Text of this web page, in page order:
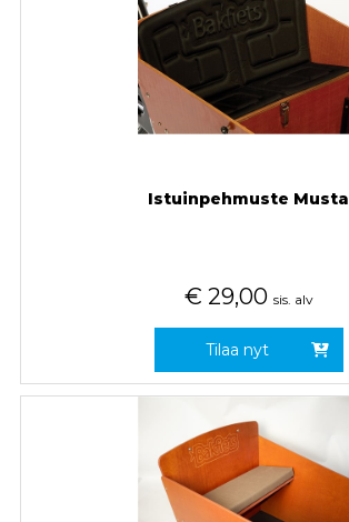
Istuinpehmuste Musta
€ 29,00 sis. alv
Tilaa nyt